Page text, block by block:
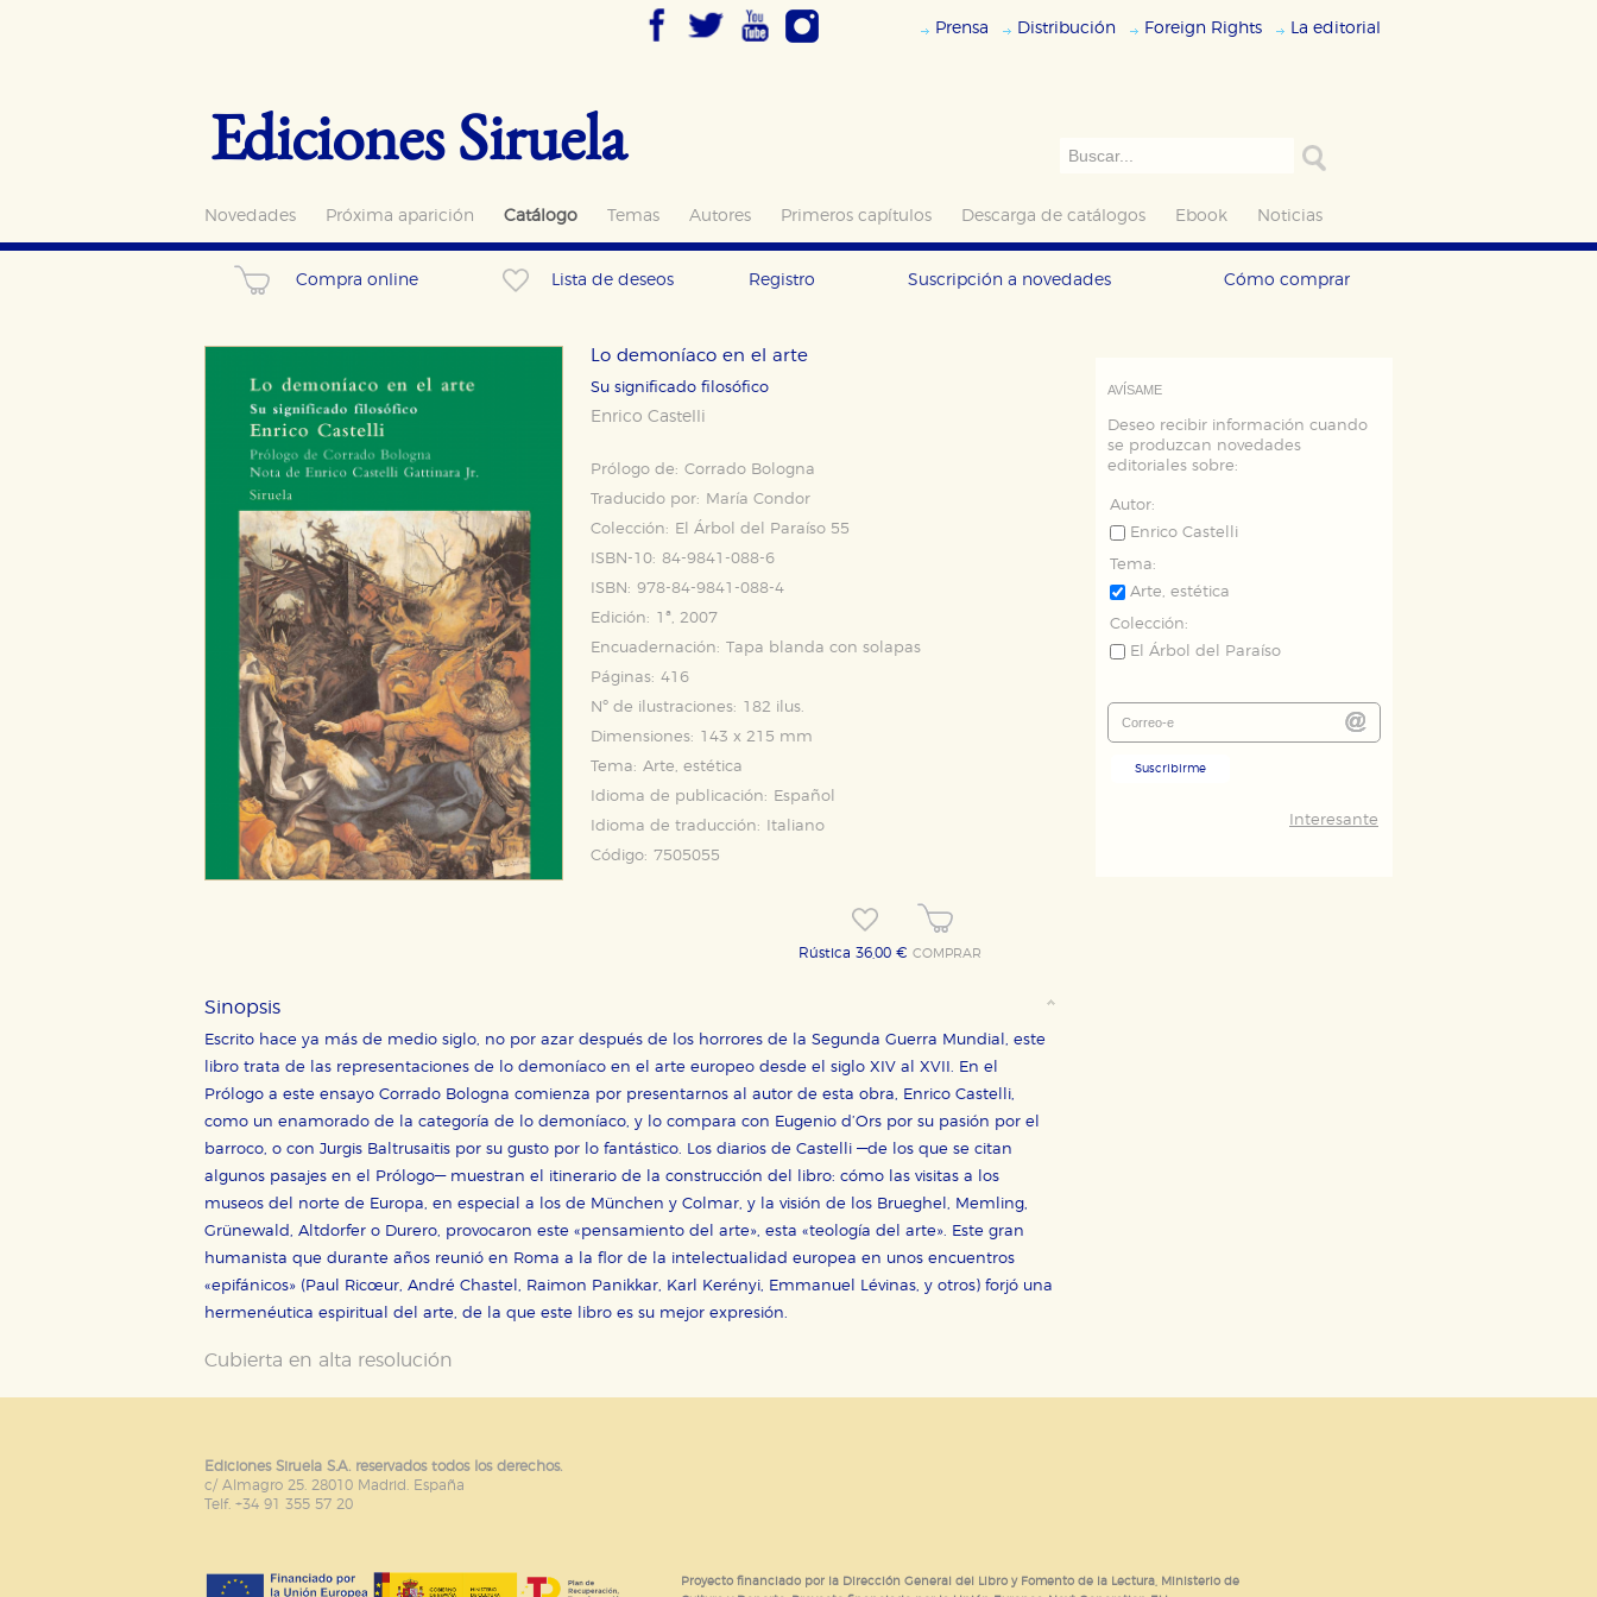
Prensa Distribución Foreign Rights La editorial
Ediciones Siruela
Novedades Próxima aparición Catálogo Temas Autores Primeros capítulos Descarga de catálogos Ebook Noticias
Compra online Lista de deseos Registro Suscripción a novedades Cómo comprar
Lo demoníaco en el arte
Su significado filosófico
Enrico Castelli
Prólogo de: Corrado Bologna
Traducido por:
María Condor
Colección:
El Árbol del Paraíso 55
ISBN-10: 84-9841-088-6
ISBN: 978-84-9841-088-4
Edición: 1ª, 2007
Encuadernación: Tapa blanda con solapas
Páginas: 416
Nº de ilustraciones: 182 ilus.
Dimensiones: 143 x 215 mm
Tema: Arte, estética
Idioma de publicación:
Español
Idioma de traducción:
Italiano
Código: 7505055
Rústica 36,00 €COMPRAR
Sinopsis
Escrito hace ya más de medio siglo, no por azar después de los horrores de la Segunda Guerra Mundial, este
libro trata de las representaciones de lo demoníaco en el arte europeo desde el siglo XIV al XVII. En el
Prólogo a este ensayo Corrado Bologna comienza por presentarnos al autor de esta obra, Enrico Castelli,
como un enamorado de la categoría de lo demoníaco, y lo compara con Eugenio d’Ors por su pasión por el
barroco, o con Jurgis Baltrusaitis por su gusto por lo fantástico. Los diarios de Castelli —de los que se citan
algunos pasajes en el Prólogo— muestran el itinerario de la construcción del libro: cómo las visitas a los
museos del norte de Europa, en especial a los de München y Colmar, y la visión de los Brueghel, Memling,
Grünewald, Altdorfer o Durero, provocaron este «pensamiento del arte», esta «teología del arte». Este gran
humanista que durante años reunió en Roma a la flor de la intelectualidad europea en unos encuentros
«epifánicos» (Paul Ricœur, André Chastel, Raimon Panikkar, Karl Kerényi, Emmanuel Lévinas, y otros) forjó una
hermenéutica espiritual del arte, de la que este libro es su mejor expresión.
Cubierta en alta resolución
AVÍSAME
Deseo recibir información cuando
se produzcan novedades
editoriales sobre:
Autor:
Enrico Castelli
Tema:
Arte, estética
Colección:
El Árbol del Paraíso
Suscribirme
Interesante
Ediciones Siruela S.A. reservados todos los derechos.
c/ Almagro 25. 28010 Madrid. España
Telf. +34 91 355 57 20
Proyecto financiado por la Dirección General del Libro y Fomento de la Lectura, Ministerio de
CONFIGURACIÓN DE COOKIES RECHAZAR TODO
Cookies necesarias
Estas cookies son necesarias para que nuestro sitio web funcione y no es posible deshabilitarlas desde nuestro sistema. Es posible
Estas cookies se utilizan para mejorar su experiencia de navegación y optimizar el funcionamiento de nuestro sitio web. Almacenan
Cookies de publicidad y redes sociales
Estas cookies son gestionadas por nuestros socios publicitarios y se utilizan para mostrar publicidad relevante para sus intereses en
otros sitios. No almacenan directamente información personal sino que se basan en la identificación única de su navegador y
dispositivo de internet.
GUARDAR CONFIGURACIÓN
Puede consultar nuestrapolítica de cookies